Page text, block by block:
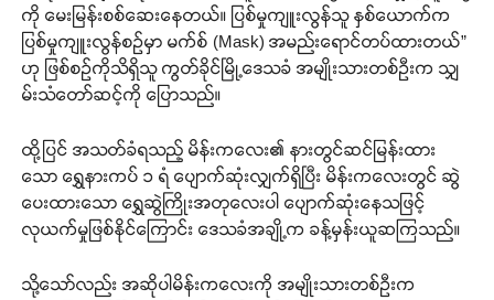
ကို မေးမြန်းစစ်ဆေးနေတယ်။ ပြစ်မှုကျူးလွန်သူ နှစ်ယောက်က
ပြစ်မှုကျူးလွန်စဉ်မှာ မက်စ် (Mask) အမည်းရောင်တပ်ထားတယ်”
ဟု ဖြစ်စဉ်ကိုသိရှိသူ ကွတ်ခိုင်မြို့ဒေသခံ အမျိုးသားတစ်ဦးက သျှ
မ်းသံတော်ဆင့်ကို ပြောသည်။
ထို့ပြင် အသတ်ခံရသည့် မိန်းကလေး၏ နားတွင်ဆင်မြန်းထား
သော ရွှေနားကပ် ၁ ရံ ပျောက်ဆုံးလျှက်ရှိပြီး မိန်းကလေးတွင် ဆွဲ
ပေးထားသော ရွှေဆွဲကြိုးအတုလေးပါ ပျောက်ဆုံးနေသဖြင့်
လုယက်မှုဖြစ်နိုင်ကြောင်း ဒေသခံအချို့က ခန့်မှန်းယူဆကြသည်။
သို့သော်လည်း အဆိုပါမိန်းကလေးကို အမျိုးသားတစ်ဦးက